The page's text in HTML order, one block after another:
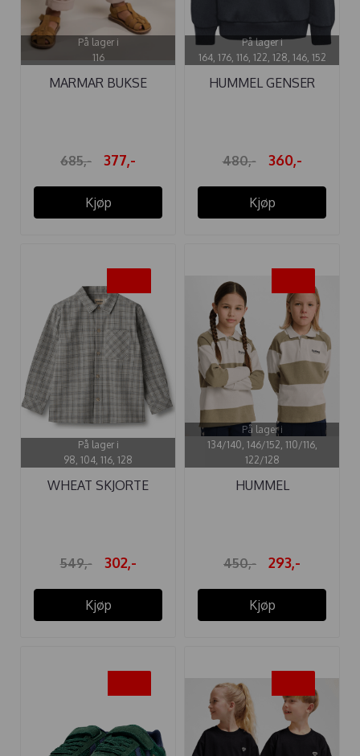
På lager i
116
MARMAR BUKSE
685,- 377,-
Kjøp
På lager i
164, 176, 116, 122, 128, 146, 152
HUMMEL GENSER
480,- 360,-
Kjøp
På lager i
98, 104, 116, 128
WHEAT SKJORTE
549,- 302,-
Kjøp
På lager i
134/140, 146/152, 110/116,
122/128
HUMMEL
450,- 293,-
Kjøp